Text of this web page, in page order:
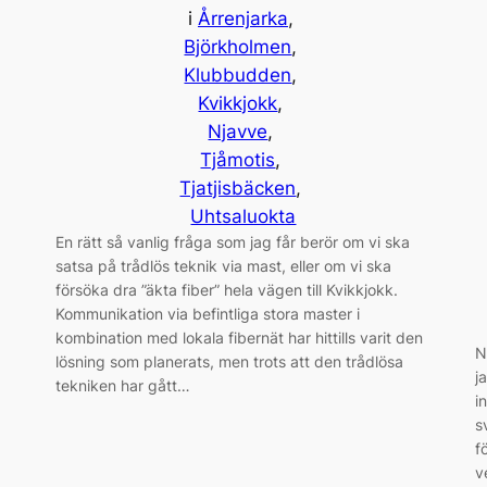
i Årrenjarka
Björkholmen
Klubbudden
Kvikkjokk
Njavve
Tjåmotis
Tjatjisbäcken
Uhtsaluokta
En rätt så vanlig fråga som jag får berör om vi ska
satsa på trådlös teknik via mast, eller om vi ska
försöka dra ”äkta fiber” hela vägen till Kvikkjokk.
Kommunikation via befintliga stora master i
kombination med lokala fibernät har hittills varit den
lösning som planerats, men trots att den trådlösa
tekniken har gått…